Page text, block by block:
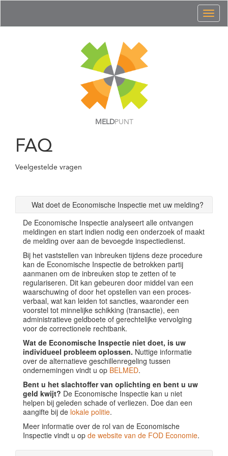
MELDPUNT
FAQ
Veelgestelde vragen
Wat doet de Economische Inspectie met uw melding?
De Economische Inspectie analyseert alle ontvangen
meldingen en start indien nodig een onderzoek of maakt
de melding over aan de bevoegde inspectiedienst.
Bij het vaststellen van inbreuken tijdens deze procedure
kan de Economische Inspectie de betrokken partij
aanmanen om de inbreuken stop te zetten of te
regulariseren. Dit kan gebeuren door middel van een
waarschuwing of door het opstellen van een proces-
verbaal, wat kan leiden tot sancties, waaronder een
voorstel tot minnelijke schikking (transactie), een
administratieve geldboete of gerechtelijke vervolging
voor de correctionele rechtbank.
Wat de Economische Inspectie niet doet, is uw
individueel probleem oplossen. Nuttige informatie
over de alternatieve geschillenregeling tussen
ondernemingen vindt u op BELMED.
Bent u het slachtoffer van oplichting en bent u uw
geld kwijt? De Economische Inspectie kan u niet
helpen bij geleden schade of verliezen. Doe dan een
aangifte bij de lokale politie.
Meer informatie over de rol van de Economische
Inspectie vindt u op de website van de FOD Economie.